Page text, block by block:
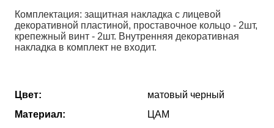
Комплектация: защитная накладка с лицевой
декоративной пластиной, проставочное кольцо - 2шт,
крепежный винт - 2шт. Внутренняя декоративная
накладка в комплект не входит.
Цвет:
матовый черный
Материал:
ЦАМ